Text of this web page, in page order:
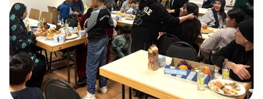
Karriere bei HERO
Zusammen läuft’s besser. Wir sind HERO!
Kinderrechte leben – Demokratie erfahrbar
machen